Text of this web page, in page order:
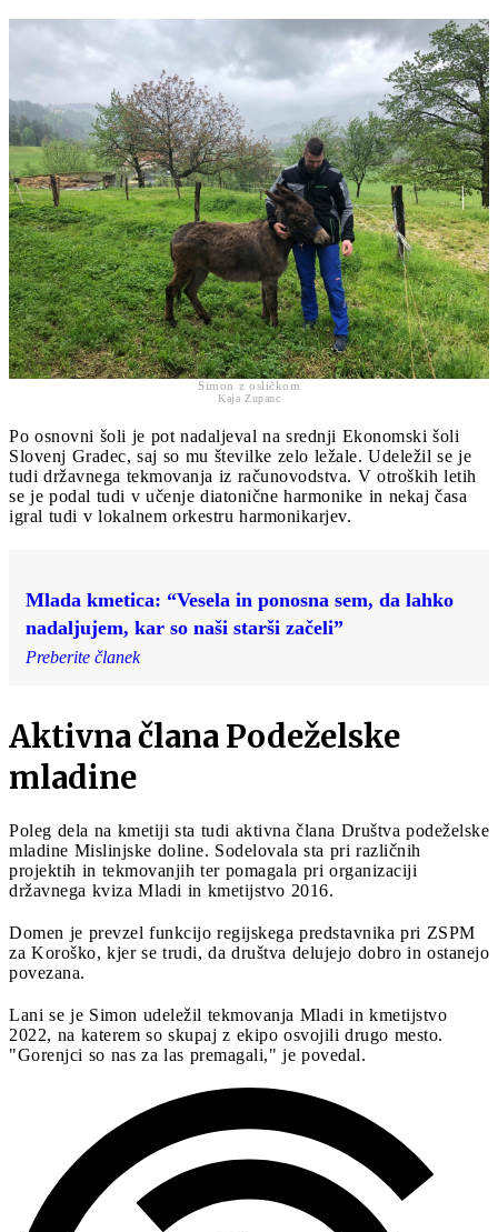
Simon z osličkom
Kaja Zupanc
Po osnovni šoli je pot nadaljeval na srednji Ekonomski šoli
Slovenj Gradec, saj so mu številke zelo ležale. Udeležil se je
tudi državnega tekmovanja iz računovodstva. V otroških letih
se je podal tudi v učenje diatonične harmonike in nekaj časa
igral tudi v lokalnem orkestru harmonikarjev.
Mlada kmetica: “Vesela in ponosna sem, da lahko
nadaljujem, kar so naši starši začeli”
Preberite članek
Aktivna člana Podeželske
mladine
Poleg dela na kmetiji sta tudi aktivna člana Društva podeželske
mladine Mislinjske doline. Sodelovala sta pri različnih
projektih in tekmovanjih ter pomagala pri organizaciji
državnega kviza Mladi in kmetijstvo 2016.
Domen je prevzel funkcijo regijskega predstavnika pri ZSPM
za Koroško, kjer se trudi, da društva delujejo dobro in ostanejo
povezana.
Lani se je Simon udeležil tekmovanja Mladi in kmetijstvo
2022, na katerem so skupaj z ekipo osvojili drugo mesto.
"Gorenjci so nas za las premagali," je povedal.